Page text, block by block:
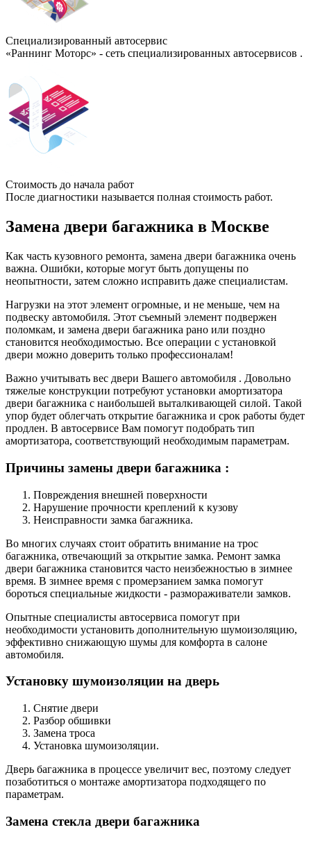
Специализированный автосервис
«Раннинг Моторс» - сеть специализированных автосервисов .
Стоимость до начала работ
После диагностики называется полная стоимость работ.
Замена двери багажника в Москве
Как часть кузовного ремонта, замена двери багажника очень
важна. Ошибки, которые могут быть допущены по
неопытности, затем сложно исправить даже специалистам.
Нагрузки на этот элемент огромные, и не меньше, чем на
подвеску автомобиля. Этот съемный элемент подвержен
поломкам, и замена двери багажника рано или поздно
становится необходимостью. Все операции с установкой
двери можно доверить только профессионалам!
Важно учитывать вес двери Вашего автомобиля . Довольно
тяжелые конструкции потребуют установки амортизатора
двери багажника с наибольшей выталкивающей силой. Такой
упор будет облегчать открытие багажника и срок работы будет
продлен. В автосервисе Вам помогут подобрать тип
амортизатора, соответствующий необходимым параметрам.
Причины замены двери багажника :
Повреждения внешней поверхности
Нарушение прочности креплений к кузову
Неисправности замка багажника.
Во многих случаях стоит обратить внимание на трос
багажника, отвечающий за открытие замка. Ремонт замка
двери багажника становится часто неизбежностью в зимнее
время. В зимнее время с промерзанием замка помогут
бороться специальные жидкости - размораживатели замков.
Опытные специалисты автосервиса помогут при
необходимости установить дополнительную шумоизоляцию,
эффективно снижающую шумы для комфорта в салоне
автомобиля.
Установку шумоизоляции на дверь
Снятие двери
Разбор обшивки
Замена троса
Установка шумоизоляции.
Дверь багажника в процессе увеличит вес, поэтому следует
позаботиться о монтаже амортизатора подходящего по
параметрам.
Замена стекла двери багажника